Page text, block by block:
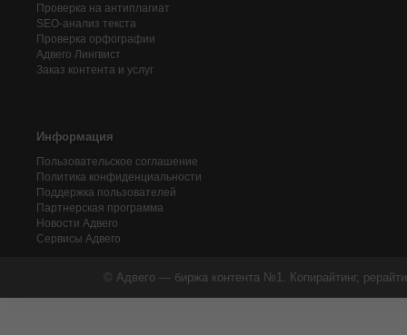
Проверка на антиплагиат
SEO-анализ текста
Проверка орфографии
Адвего Лингвист
Заказ контента и услуг
Информация
Пользовательское соглашение
Политика конфиденциальности
Поддержка пользователей
Партнерская программа
Новости Адвего
Сервисы Адвего
© Адвего — биржа контента №1. Копирайтинг,